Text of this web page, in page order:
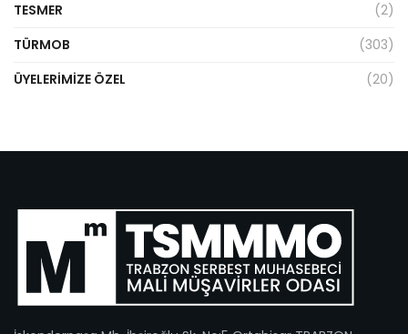
TESMER
(2)
TÜRMOB
(303)
ÜYELERIMIZE ÖZEL
(20)